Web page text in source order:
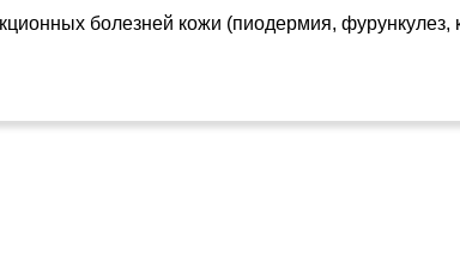
болезней кожи (пиодермия, фурункулез,